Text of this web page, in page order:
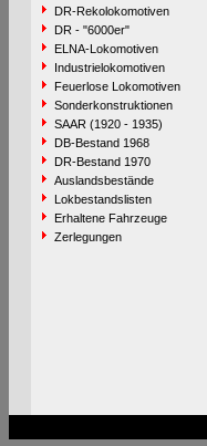
DR-Rekolokomotiven
DR - "6000er"
ELNA-Lokomotiven
Industrielokomotiven
Feuerlose Lokomotiven
Sonderkonstruktionen
SAAR (1920 - 1935)
DB-Bestand 1968
DR-Bestand 1970
Auslandsbestände
Lokbestandslisten
Erhaltene Fahrzeuge
Zerlegungen